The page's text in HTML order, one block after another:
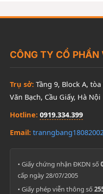
CÔNG TY CỔ PHẦN
Trụ sở: Tầng 9, Block A,
Văn Bạch, Cầu Giấy, Hà Nội
Hotline: 0919.334.399
Email:
• Giấy chứng nhận ĐKDN số
cấp ngày 28/07/2005
• Giấy phép viễn thông số